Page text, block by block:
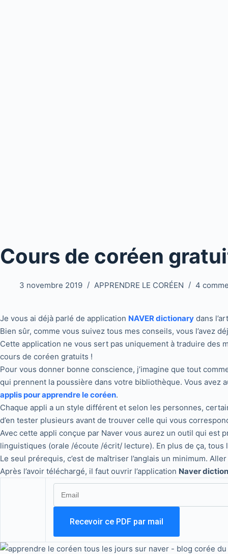
Cours de coréen
3 novembre 2019 APPRENDRE LE CORÉEN 4
Je vous ai déjà parlé de application NAVER dictionary dans
Bien sûr, comme vous suivez tous mes conseils, vous l’avez
Cette application ne vous sert pas uniquement à traduire des
cours de coréen gratuits !
Pour vous donner bonne conscience, j’imagine que tout
qui prennent la poussière dans votre bibliothèque. Vous avez
applis pour apprendre le coréen.
Chaque appli a un style différent et selon les personnes,
d’en tester plusieurs avant de trouver celle qui vous
Avec cette appli conçue par Naver vous aurez un outil qui est
linguistiques (orale /écoute /écrit/ lecture). En plus de ça,
Le seul prérequis, c’est de maîtriser l’anglais un minimum.
Après l’avoir téléchargé, il faut ouvrir l’application Naver